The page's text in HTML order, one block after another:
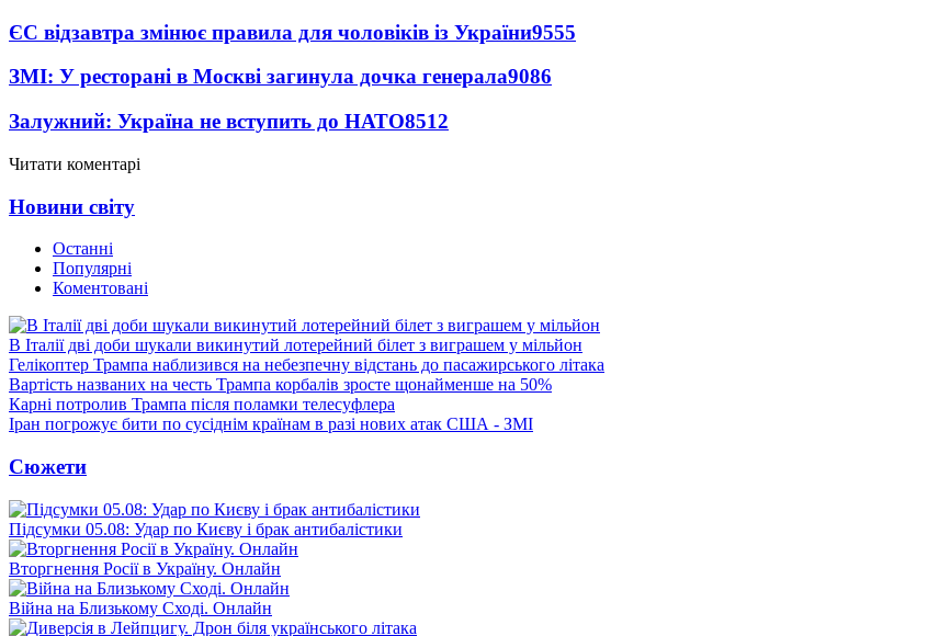
ЄС відзавтра змінює правила для чоловіків із України9555
ЗМІ: У ресторані в Москві загинула дочка генерала9086
Залужний: Україна не вступить до НАТО8512
Читати коментарі
Новини світу
Останні
Популярні
Коментовані
В Італії дві доби шукали викинутий лотерейний білет з виграшем у мільйон
Гелікоптер Трампа наблизився на небезпечну відстань до пасажирського літака
Вартість названих на честь Трампа корбалів зросте щонайменше на 50%
Карні потролив Трампа після поламки телесуфлера
Іран погрожує бити по сусіднім країнам в разі нових атак США - ЗМІ
Сюжети
Підсумки 05.08: Удар по Києву і брак антибалістики
Вторгнення Росії в Україну. Онлайн
Війна на Близькому Сході. Онлайн